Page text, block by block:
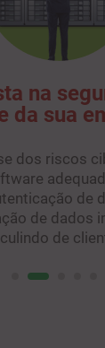
na
da sua
dos riscos
de
de dados
de